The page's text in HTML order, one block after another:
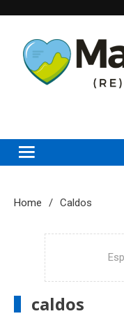
content
Home Caldos
caldos